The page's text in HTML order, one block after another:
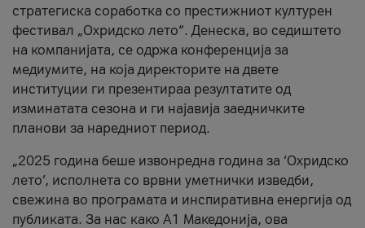
стратегиска соработка со престижниот културен
фестивал „Охридско лето“. Денеска, во седиштето
на компанијата, се одржа конференција за
медиумите, на која директорите на двете
институции ги презентираа резултатите од
изминатата сезона и ги најавија заедничките
планови за наредниот период.
„2025 година беше извонредна година за ‘Охридско
лето’, исполнета со врвни уметнички изведби,
свежина во програмата и инспиративна енергија од
публиката. За нас како A1 Македонија, ова